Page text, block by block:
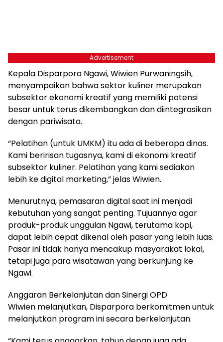
Advertisement
Kepala Disparpora Ngawi, Wiwien Purwaningsih,
menyampaikan bahwa sektor kuliner merupakan
subsektor ekonomi kreatif yang memiliki potensi
besar untuk terus dikembangkan dan diintegrasikan
dengan pariwisata.
“Pelatihan (untuk UMKM) itu ada di beberapa dinas.
Kami beririsan tugasnya, kami di ekonomi kreatif
subsektor kuliner. Pelatihan yang kami sediakan
lebih ke digital marketing,” jelas Wiwien.
Menurutnya, pemasaran digital saat ini menjadi
kebutuhan yang sangat penting. Tujuannya agar
produk-produk unggulan Ngawi, terutama kopi,
dapat lebih cepat dikenal oleh pasar yang lebih luas.
Pasar ini tidak hanya mencakup masyarakat lokal,
tetapi juga para wisatawan yang berkunjung ke
Ngawi.
Anggaran Berkelanjutan dan Sinergi OPD
Wiwien melanjutkan, Disparpora berkomitmen untuk
melanjutkan program ini secara berkelanjutan.